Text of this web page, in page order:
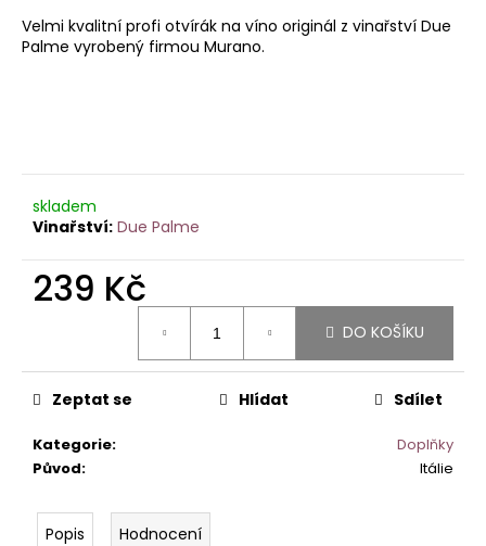
Velmi kvalitní profi otvírák na víno originál z vinařství Due
Palme vyrobený firmou Murano.
skladem
Due Palme
239 Kč
DO KOŠÍKU
Kategorie:
Doplňky
Původ: Itálie
Zeptat se Hlídat Sdílet
Popis Hodnocení
r
u
č
ROSSO
ITALIANO
Kč